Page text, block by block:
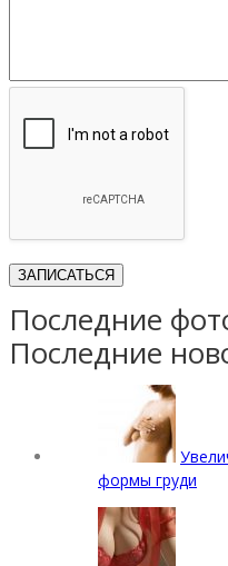
Последние
Последние
формы груди